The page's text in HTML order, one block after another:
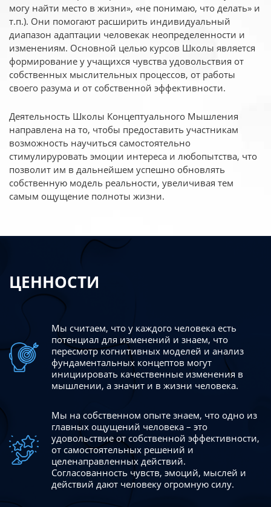
могу найти место в жизни», «не понимаю, что делать» и
т.п.). Они помогают расширить индивидуальный
диапазон адаптации человекак неопределенности и
изменениям. Основной целью курсов Школы является
формирование у учащихся чувства удовольствия от
собственных мыслительных процессов, от работы
своего разума и от собственной эффективности.
Деятельность Школы Концептуального Мышления
направлена на то, чтобы предоставить участникам
возможность научиться самостоятельно
стимулируровать эмоции интереса и любопытства, что
позволит им в дальнейшем успешно обновлять
собственную модель реальности, увеличивая тем
самым ощущение полноты жизни.
ЦЕННОСТИ
Мы считаем, что у каждого человека есть
потенциал для изменений и знаем, что
пересмотр когнитивных моделей и анализ
фундаментальных концептов могут
инициировать качественные изменения в
мышлении, а значит и в жизни человека.
Мы на собственном опыте знаем, что одно из
главных ощущений человека – это
удовольствие от собственной эффективности,
от самостоятельных решений и
целенаправленных действий.
Согласованность чувств, эмоций, мыслей и
действий дают человеку огромную силу.